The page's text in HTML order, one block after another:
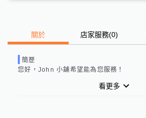
關於 店家服務(0)
簡歷
您好， John 小舖希望能為您服務！
看更多